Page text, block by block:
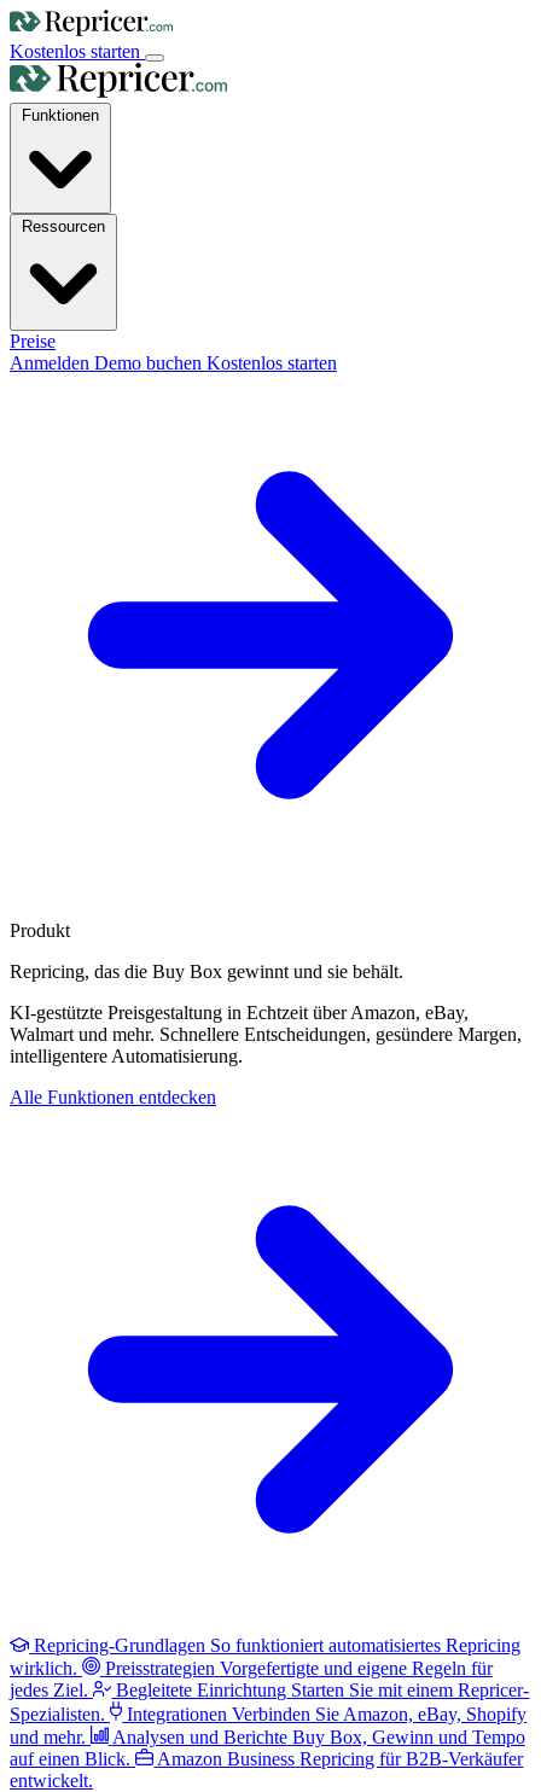
Kostenlos starten
Preise
Anmelden Demo buchen Kostenlos starten
Produkt
Repricing, das die Buy Box gewinnt und sie behält.
KI-gestützte Preisgestaltung in Echtzeit über Amazon, eBay,
Walmart und mehr. Schnellere Entscheidungen, gesündere Margen,
intelligentere Automatisierung.
Alle Funktionen entdecken
Repricing-Grundlagen So funktioniert automatisiertes Repricing
wirklich.
Preisstrategien Vorgefertigte und eigene Regeln für
jedes Ziel.
Begleitete Einrichtung Starten Sie mit einem Repricer-
Spezialisten.
Integrationen Verbinden Sie Amazon, eBay, Shopify
und mehr.
Analysen und Berichte Buy Box, Gewinn und Tempo
auf einen Blick.
Amazon Business Repricing für B2B-Verkäufer
entwickelt.